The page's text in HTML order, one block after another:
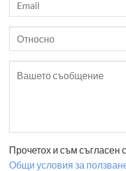
Прочетох и съм съгласен
Общи условия за